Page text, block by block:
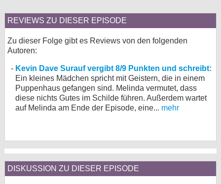
REVIEWS ZU DIESER EPISODE
Zu dieser Folge gibt es Reviews von den folgenden
Autoren:
Kevin Dave Surauf vergibt 8/9 Punkten und schreibt:
Ein kleines Mädchen spricht mit Geistern, die in einem
Puppenhaus gefangen sind. Melinda vermutet, dass
diese nichts Gutes im Schilde führen. Außerdem wartet
auf Melinda am Ende der Episode, eine... mehr
DISKUSSION ZU DIESER EPISODE